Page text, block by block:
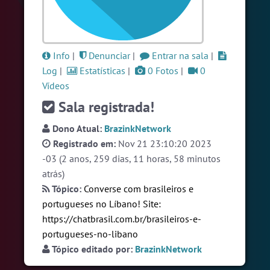
#LoveHits
5 pessoas
#RadioModao
5 pessoas
#Sexo
+18
5 pessoas
Ver todas as salas
🎁 Promoção 🛍 Crie seu Chat e Rádio 📻
com Site e Chat Bot 🤖 de Pedidos
English Português
Info | Denunciar| Entrar na sala |
Log | Estatísticas | 0 Fotos |
0
Vídeos
Sala registrada!
Dono Atual: BrazinkNetwork
Registrado em: Nov 21 23:10:20 2023
-03 (2 anos, 259 dias, 11 horas, 58 minutos
atrás)
Tópico: Converse com brasileiros e
portugueses no Líbano! Site:
https://chatbrasil.com.br/brasileiros-e-
portugueses-no-libano
Tópico editado por: BrazinkNetwork